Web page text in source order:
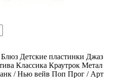
Блюз Детские пластинки Джаз
Классика Краутрок Метал
/ Нью вейв Поп Прог / Арт